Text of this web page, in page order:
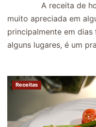
A receita de hoje
muito apreciada em
principalmente em
alguns lugares, é um
Receitas